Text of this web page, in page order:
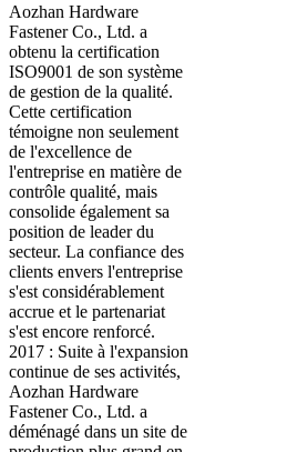
Aozhan Hardware
Fastener Co., Ltd. a
obtenu la certification
ISO9001 de son système
de gestion de la qualité.
Cette certification
témoigne non seulement
de l'excellence de
l'entreprise en matière de
contrôle qualité, mais
consolide également sa
position de leader du
secteur. La confiance des
clients envers l'entreprise
s'est considérablement
accrue et le partenariat
s'est encore renforcé.
2017 : Suite à l'expansion
continue de ses activités,
Aozhan Hardware
Fastener Co., Ltd. a
déménagé dans un site de